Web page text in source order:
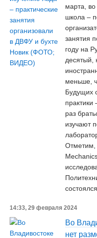
марта,
школа –
занятия
году на
десятый,
меньше,
Будущих
практики
раз
изучают
Отметим,
14:33, 29 февраля 2024
Во
нет